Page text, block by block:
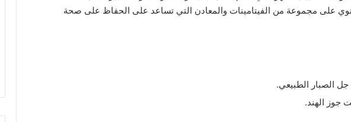
على مجموعة من الفيتامينات والمعادن التي تساعد على الحفاظ على صحة
جل الصبار الطبيعي.
جوز الهند.